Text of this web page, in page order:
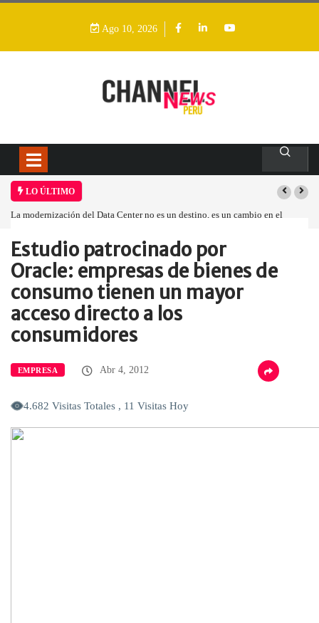
Ago 10, 2026
LO ÚLTIMO
La modernización del Data Center no es un destino, es un cambio en el
Home Empresa Estudio patrocinado por…
Estudio patrocinado por
Oracle: empresas de bienes de
consumo tienen un mayor
acceso directo a los
consumidores
EMPRESA Abr 4, 2012
4.682 Visitas Totales , 11 Visitas Hoy